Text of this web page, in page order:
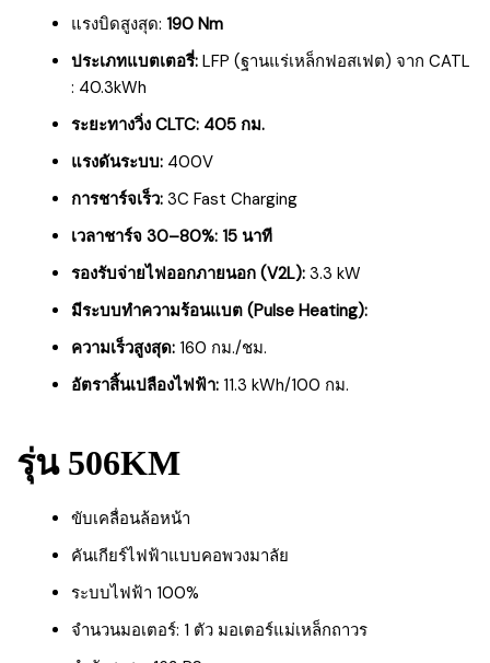
แรงบิดสูงสุด: 190 Nm
ประเภทแบตเตอรี่: LFP (ฐานแร่เหล็กฟอสเฟต) จาก CATL
: 40.3kWh
ระยะทางวิ่ง CLTC: 405 กม.
แรงดันระบบ: 400V
การชาร์จเร็ว: 3C Fast Charging
เวลาชาร์จ 30–80%: 15 นาที
รองรับจ่ายไฟออกภายนอก (V2L): 3.3 kW
มีระบบทำความร้อนแบต (Pulse Heating):
ความเร็วสูงสุด: 160 กม./ชม.
อัตราสิ้นเปลืองไฟฟ้า: 11.3 kWh/100 กม.
รุ่น 506KM
ขับเคลื่อนล้อหน้า
คันเกียร์ไฟฟ้าแบบคอพวงมาลัย
ระบบไฟฟ้า 100%
จำนวนมอเตอร์: 1 ตัว มอเตอร์แม่เหล็กถาวร